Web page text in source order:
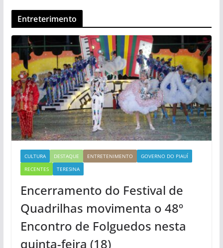
Entreterimento
CULTURA DESTAQUE ENTRETENIMENTO
GOVERNO DO PIAUÍ
RECENTES
TERESINA
Encerramento do Festival de
Quadrilhas movimenta o 48º
Encontro de Folguedos nesta
quinta-feira (18)